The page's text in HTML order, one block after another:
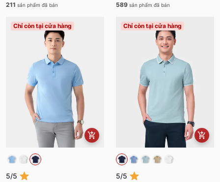
211 sản phẩm đã bán 589 sản phẩm đã bán
Chỉ còn tại cửa hàng
5/5
Chỉ còn tại cửa hàng
5/5